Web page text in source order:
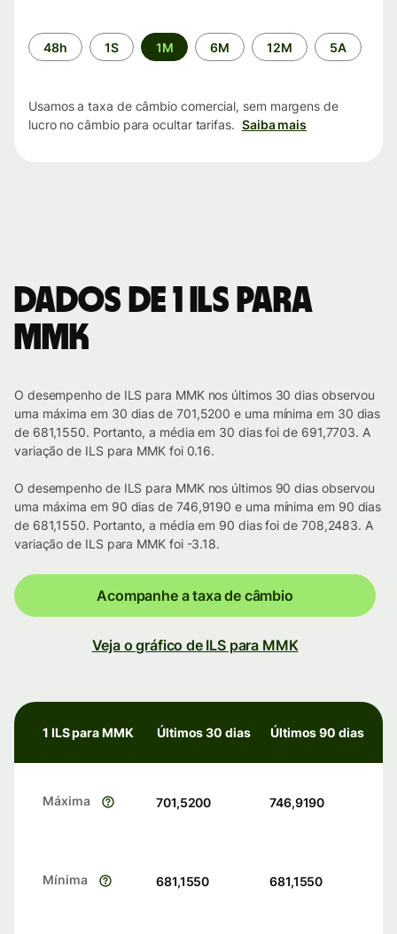
Período
de
48h 1S 1M 6M 12M 5A
Usamos a taxa de câmbio comercial, sem margens de
lucro no câmbio para ocultar tarifas. Saiba mais
Dados de 1 ILS para
MMK
O desempenho de ILS para MMK nos últimos 30 dias observou
uma máxima em 30 dias de 701,5200 e uma mínima em 30 dias
de 681,1550. Portanto, a média em 30 dias foi de 691,7703. A
variação de ILS para MMK foi 0.16.
O desempenho de ILS para MMK nos últimos 90 dias observou
uma máxima em 90 dias de 746,9190 e uma mínima em 90 dias
de 681,1550. Portanto, a média em 90 dias foi de 708,2483. A
variação de ILS para MMK foi -3.18.
Acompanhe a taxa de câmbio
Veja o gráfico de ILS para MMK
1 ILS para MMK Últimos 30 dias Últimos 90 dias
Máxima 701,5200 746,9190
Mínima 681,1550 681,1550